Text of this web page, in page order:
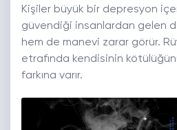
Kişiler büyük bir depresyon
güvendiği insanlardan gelen
hem de manevi zarar görür.
etrafında kendisinin
farkına varır.